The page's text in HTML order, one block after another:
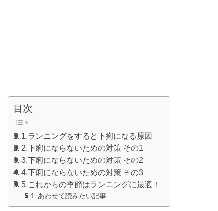
目次
1.ランニングをすると下痢になる原因
2.下痢にならないための対策 その1
3.下痢にならないための対策 その2
4.下痢にならないための対策 その3
5.これからの季節はランニングに最適！
あわせて読みたい記事